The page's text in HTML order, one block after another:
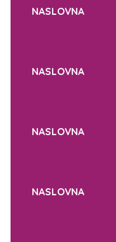
NASLOVNA
NASLOVNA
NASLOVNA
NASLOVNA